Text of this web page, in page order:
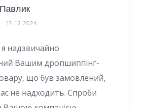
Павлик
13.12.2024
я надзвичайно
Вашим дропшиппінг-
що був замовлений,
не надходить. Спроби